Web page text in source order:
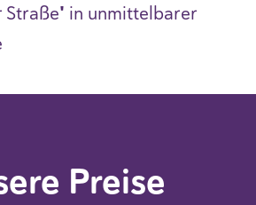
Straße" in unmittelbarer
Preise